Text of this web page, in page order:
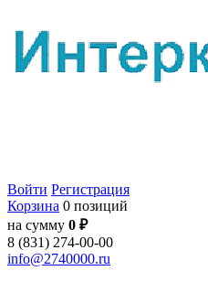
Войти Регистрация
Корзина 0 позиций
на сумму 0 ₽
8 (831) 274-00-00
info@2740000.ru